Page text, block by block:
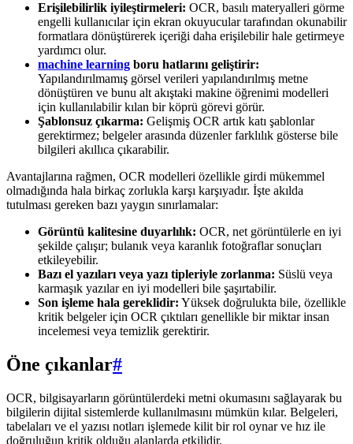
Erişilebilirlik iyileştirmeleri: OCR, basılı materyalleri görme
engelli kullanıcılar için ekran okuyucular tarafından okunabilir
formatlara dönüştürerek içeriği daha erişilebilir hale getirmeye
yardımcı olur.
machine learning boru hatlarını geliştirir:
Yapılandırılmamış görsel verileri yapılandırılmış metne
dönüştüren ve bunu alt akıştaki makine öğrenimi modelleri
için kullanılabilir kılan bir köprü görevi görür.
Şablonsuz çıkarma: Gelişmiş OCR artık katı şablonlar
gerektirmez; belgeler arasında düzenler farklılık gösterse bile
bilgileri akıllıca çıkarabilir.
Avantajlarına rağmen, OCR modelleri özellikle girdi mükemmel
olmadığında hala birkaç zorlukla karşı karşıyadır. İşte akılda
tutulması gereken bazı yaygın sınırlamalar:
Görüntü kalitesine duyarlılık: OCR, net görüntülerle en iyi
şekilde çalışır; bulanık veya karanlık fotoğraflar sonuçları
etkileyebilir.
Bazı el yazıları veya yazı tipleriyle zorlanma: Süslü veya
karmaşık yazılar en iyi modelleri bile şaşırtabilir.
Son işleme hala gereklidir: Yüksek doğrulukta bile, özellikle
kritik belgeler için OCR çıktıları genellikle bir miktar insan
incelemesi veya temizlik gerektirir.
Öne çıkanlar#
OCR, bilgisayarların görüntülerdeki metni okumasını sağlayarak bu
bilgilerin dijital sistemlerde kullanılmasını mümkün kılar. Belgeleri,
tabelaları ve el yazısı notları işlemede kilit bir rol oynar ve hız ile
doğruluğun kritik olduğu alanlarda etkilidir.